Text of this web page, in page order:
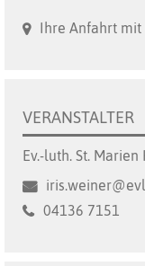
Ihre Anfahrt mit
VERANSTALTER
Ev.-luth. St.
04136 7151